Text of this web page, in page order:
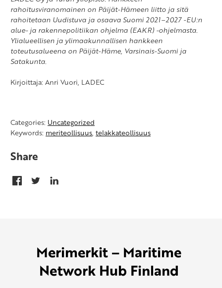
rahoitusviranomainen on Päijät-Hämeen liitto ja sitä
rahoitetaan Uudistuva ja osaava Suomi 2021–2027 -EU:n
alue- ja rakennepolitiikan ohjelma (EAKR) -ohjelmasta.
Ylialueellisen ja ylimaakunnallisen hankkeen
toteutusalueena on Päijät-Häme, Varsinais-Suomi ja
Satakunta.
Kirjoittaja: Anri Vuori, LADEC
Categories: Uncategorized
Keywords: meriteollisuus, telakkateollisuus
Share
Merimerkit – Maritime
Network Hub Finland